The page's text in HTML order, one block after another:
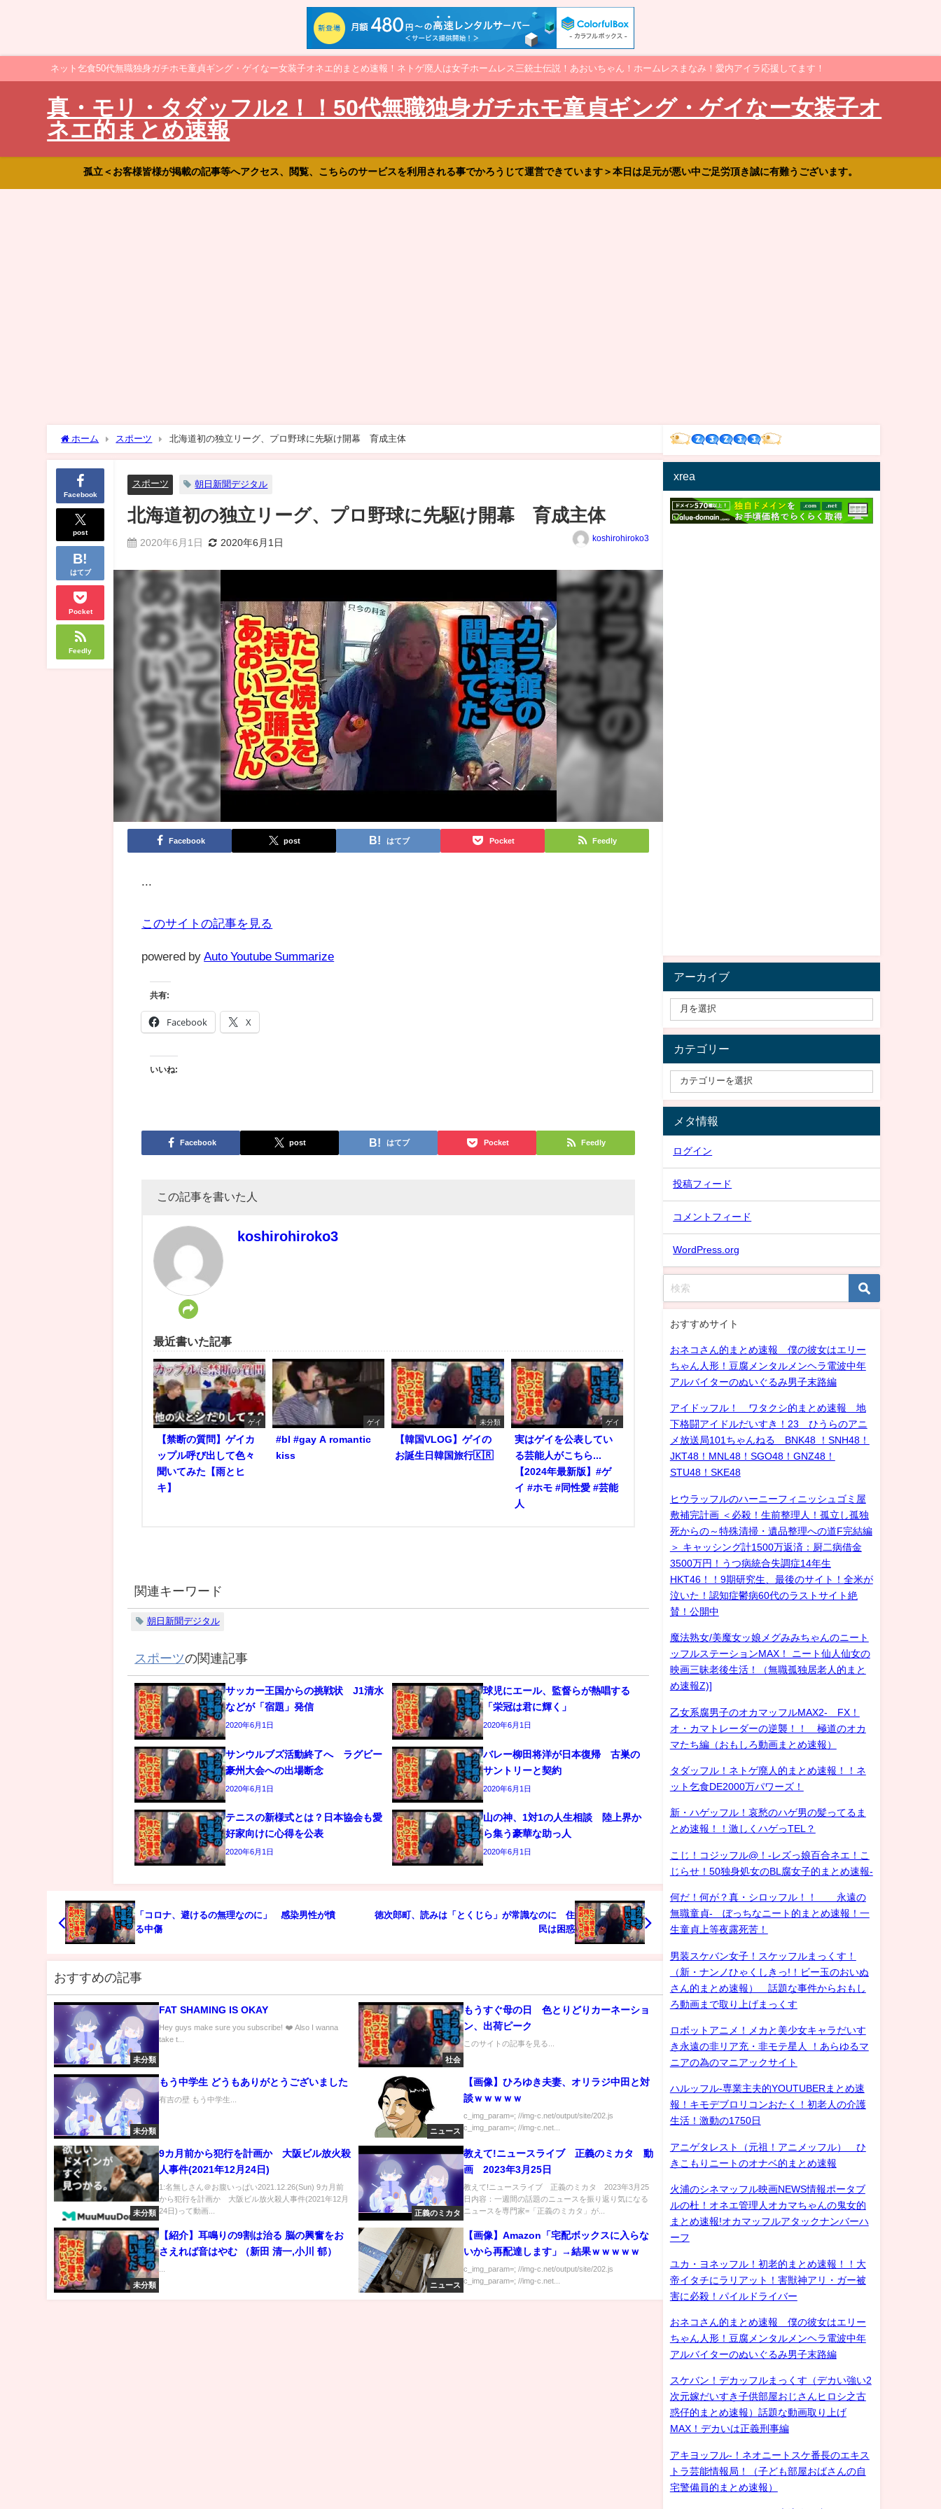
ネット乞食50代無職独身ガチホモ童貞ギング・ゲイなー女装子オネエ的まとめ速報！ネトゲ廃人は女子ホームレス三銃士伝説！あおいちゃん！ホームレスまなみ！愛内アイラ応援してます！
真・モリ・タダッフル2！！50代無職独身ガチホモ童貞ギング・ゲイなー女装子オ
ネエ的まとめ速報
孤立＜お客様皆様が掲載の記事等へアクセス、閲覧、こちらのサービスを利用される事でかろうじて運営できています＞本日は足元が悪い中ご足労頂き誠に有難うございます。
ホーム スポーツ 北海道初の独立リーグ、プロ野球に先駆け開幕 育成主体
Facebook
post
はてブ
Pocket
Feedly
スポーツ 朝日新聞デジタル
北海道初の独立リーグ、プロ野球に先駆け開幕 育成主体
2020年6月1日 2020年6月1日 koshirohiroko3
Facebook post はてブ Pocket Feedly
このサイトの記事を見る
powered by Auto Youtube Summarize
共有:
Facebook X
いいね:
Facebook post はてブ Pocket Feedly
この記事を書いた人
koshirohiroko3
最近書いた記事
ゲイ
【禁断の質問】ゲイカ
ップル呼び出して色々
聞いてみた【雨とヒ
キ】
ゲイ
#bl #gay A romantic
kiss
未分類
【韓国VLOG】ゲイの
お誕生日韓国旅行🇰🇷
ゲイ
実はゲイを公表してい
る芸能人がこちら...
【2024年最新版】#ゲ
イ #ホモ #同性愛 #芸能
人
関連キーワード
朝日新聞デジタル
スポーツの関連記事
サッカー王国からの挑戦状 J1清水
などが「宿題」発信
2020年6月1日
球児にエール、監督らが熱唱する
「栄冠は君に輝く」
2020年6月1日
サンウルブズ活動終了へ ラグビー
豪州大会への出場断念
2020年6月1日
バレー柳田将洋が日本復帰 古巣の
サントリーと契約
2020年6月1日
テニスの新様式とは？日本協会も愛
好家向けに心得を公表
2020年6月1日
山の神、1対1の人生相談 陸上界か
ら集う豪華な助っ人
2020年6月1日
「コロナ、避けるの無理なのに」 感染男性が憤
る中傷
徳次郎町、読みは「とくじら」が常識なのに 住
民は困惑
おすすめの記事
未分類
FAT SHAMING IS OKAY
Hey guys make sure you subscribe! ❤️ Also I wanna
take t...
社会
もうすぐ母の日 色とりどりカーネーショ
ン、出荷ピーク
このサイトの記事を見る...
未分類
もう中学生 どうもありがとうございました
有吉の壁 もう中学生...
ニュース
【画像】ひろゆき夫妻、オリラジ中田と対
談ｗｗｗｗｗ
c_img_param=; //img-c.net/output/site/202.js
c_img_param=; //img-c.net...
未分類
9カ月前から犯行を計画か 大阪ビル放火殺
人事件(2021年12月24日)
1:名無しさん＠お腹いっぱい2021.12.26(Sun) 9カ月前
から犯行を計画か 大阪ビル放火殺人事件(2021年12月
24日)って動画...
正義のミカタ
教えて!ニュースライブ 正義のミカタ 動
画 2023年3月25日
教えて!ニュースライブ 正義のミカタ 2023年3月25
日内容：一週間の話題のニュースを振り返り気になる
ニュースを専門家=「正義のミカタ」が...
未分類
【紹介】耳鳴りの9割は治る 脳の興奮をお
さえれば音はやむ （新田 清一,小川 郁）
ニュース
【画像】Amazon「宅配ボックスに入らな
いから再配達します」→結果ｗｗｗｗｗ
c_img_param=; //img-c.net/output/site/202.js
c_img_param=; //img-c.net...
xrea
アーカイブ
カテゴリー
メタ情報
ログイン
投稿フィード
コメントフィード
WordPress.org
おすすめサイト
おネコさん的まとめ速報 僕の彼女はエリー
ちゃん人形！豆腐メンタルメンヘラ電波中年
アルバイターのぬいぐるみ男子末路編
アイドッフル！ ワタクシ的まとめ速報 地
下格闘アイドルだいすき！23 ひうらのアニ
メ放送局101ちゃんねる BNK48 ！SNH48！
JKT48！MNL48！SGO48！GNZ48！
STU48！SKE48
ヒウラッフルのハーニーフィニッシュゴミ屋
敷補完計画 ＜必殺！生前整理人！孤立し孤独
死からの～特殊清掃・遺品整理への道F完結編
＞ キャッシング計1500万返済：厨二病借金
3500万円！うつ病統合失調症14年生
HKT46！！9期研究生、最後のサイト！全米が
泣いた！認知症鬱病60代のラストサイト絶
賛！公開中
魔法熟女/美魔女ッ娘メグみみちゃんのニート
ッフルステーションMAX！ ニート仙人仙女の
映画三昧老後生活！（無職孤独居老人的まと
め速報Z)]
乙女系腐男子のオカマッフルMAX2- FX！
オ・カマトレーダーの逆襲！！ 極道のオカ
マたち編（おもしろ動画まとめ速報）
タダッフル！ネトゲ廃人的まとめ速報！！ネ
ット乞食DE2000万パワーズ！
新・ハゲッフル！哀愁のハゲ男の髪ってるま
とめ速報！！激しくハゲっTEL？
こじ！コジッフル@！-レズっ娘百合ネエ！こ
じらせ！50独身処女のBL腐女子的まとめ速報-
何だ！何が？真・シロッフル！！ 永遠の
無職童貞- ぼっちなニート的まとめ速報！一
生童貞上等夜露死苦！
男装スケバン女子！スケッフルまっくす！
（新・ナンノひゃくしきっ!！ビー玉のおいぬ
さん的まとめ速報） 話題な事件からおもし
ろ動画まで取り上げまっくす
ロボットアニメ！メカと美少女キャラだいす
き永遠の非リア充・非モテ星人 ！あらゆるマ
ニアの為のマニアックサイト
ハルッフル-専業主夫的YOUTUBERまとめ速
報！キモデブロリコンおたく！初老人の介護
生活！激動の1750日
アニゲタレスト（元祖！アニメッフル） ひ
きこもりニートのオナベ的まとめ速報
火浦のシネマッフル映画NEWS情報ポータブ
ルの杜！オネエ管理人オカマちゃんの鬼女的
まとめ速報!オカマッフルアタックナンバーハ
ーフ
ユカ・ヨネッフル！初老的まとめ速報！！大
帝イタチにラリアット！害獣神アリ・ガー被
害に必殺！パイルドライバー
おネコさん的まとめ速報 僕の彼女はエリー
ちゃん人形！豆腐メンタルメンヘラ電波中年
アルバイターのぬいぐるみ男子末路編
スケバン！デカッフルまっくす（デカい強い2
次元嫁だいすき子供部屋おじさんヒロシ之古
惑仔的まとめ速報）話題な動画取り上げ
MAX！デカいは正義刑事編
アキヨッフル-！ネオニートスケ番長のエキス
トラ芸能情報局！（子ども部屋おばさんの自
宅警備員的まとめ速報）